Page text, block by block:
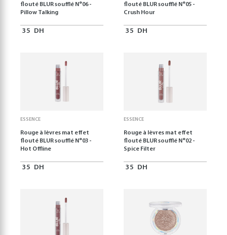
flouté BLUR soufflé N°06 -
Pillow Talking
35 DH
flouté BLUR soufflé N°05 -
Crush Hour
35 DH
ESSENCE
Rouge à lèvres mat effet
flouté BLUR soufflé N°03 -
Hot Offline
35 DH
ESSENCE
Rouge à lèvres mat effet
flouté BLUR soufflé N°02 -
Spice Filter
35 DH